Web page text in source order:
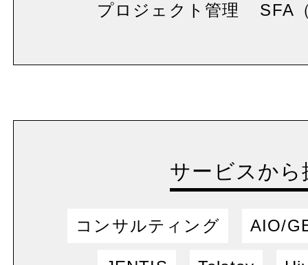
プロジェクト管理
SFA
サービスから
コンサルティング AIO/